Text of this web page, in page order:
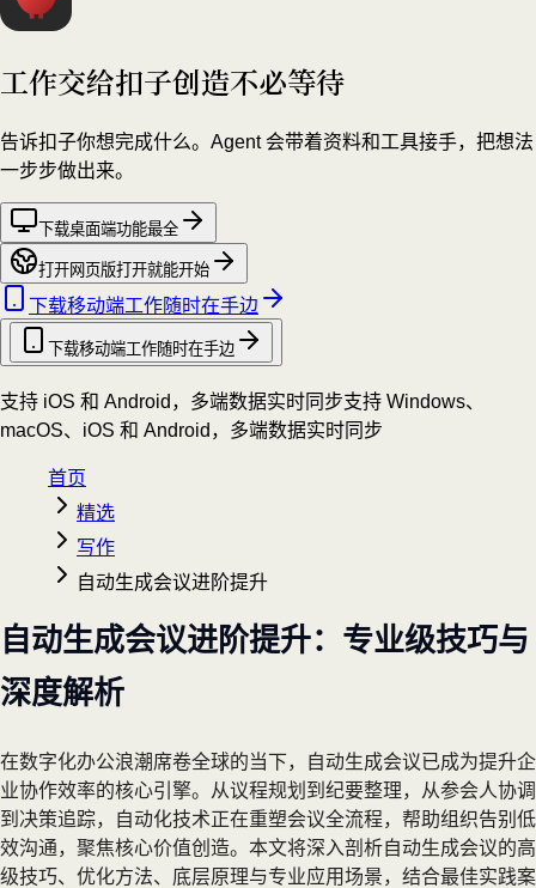
工作交给扣子创造不必等待
告诉扣子你想完成什么。Agent 会带着资料和工具接手，把想法
一步步做出来。
下载桌面端功能最全
打开网页版打开就能开始
下载移动端工作随时在手边
下载移动端工作随时在手边
支持 iOS 和 Android，多端数据实时同步支持 Windows、
macOS、iOS 和 Android，多端数据实时同步
首页
精选
写作
自动生成会议进阶提升
自动生成会议进阶提升：专业级技巧与
深度解析
在数字化办公浪潮席卷全球的当下，自动生成会议已成为提升企
业协作效率的核心引擎。从议程规划到纪要整理，从参会人协调
到决策追踪，自动化技术正在重塑会议全流程，帮助组织告别低
效沟通，聚焦核心价值创造。本文将深入剖析自动生成会议的高
级技巧、优化方法、底层原理与专业应用场景，结合最佳实践案